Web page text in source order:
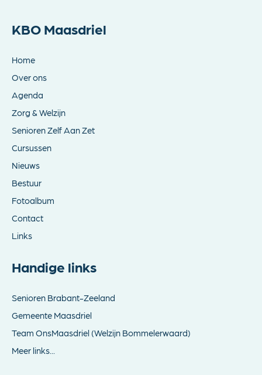
KBO Maasdriel
Home
Over ons
Agenda
Zorg & Welzijn
Senioren Zelf Aan Zet
Cursussen
Nieuws
Bestuur
Fotoalbum
Contact
Links
Handige links
Senioren Brabant-Zeeland
Gemeente Maasdriel
Team OnsMaasdriel (Welzijn Bommelerwaard)
Meer links...